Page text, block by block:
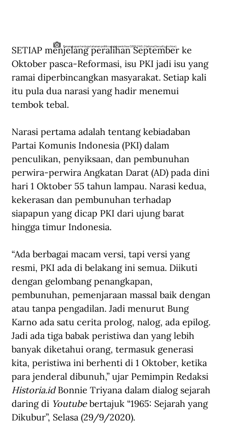
Penangkapan terduga tahanan politik setelah peristiwa G30S 1965. (National Security Archive).
SETIAP menjelang peralihan September ke
Oktober pasca-Reformasi, isu PKI jadi isu yang
ramai diperbincangkan masyarakat. Setiap kali
itu pula dua narasi yang hadir menemui
tembok tebal.
Narasi pertama adalah tentang kebiadaban
Partai Komunis Indonesia (PKI) dalam
penculikan, penyiksaan, dan pembunuhan
perwira-perwira Angkatan Darat (AD) pada dini
hari 1 Oktober 55 tahun lampau. Narasi kedua,
kekerasan dan pembunuhan terhadap
siapapun yang dicap PKI dari ujung barat
hingga timur Indonesia.
“Ada berbagai macam versi, tapi versi yang
resmi, PKI ada di belakang ini semua. Diikuti
dengan gelombang penangkapan,
pembunuhan, pemenjaraan massal baik dengan
atau tanpa pengadilan. Jadi menurut Bung
Karno ada satu cerita prolog, nalog, ada epilog.
Jadi ada tiga babak peristiwa dan yang lebih
banyak diketahui orang, termasuk generasi
kita, peristiwa ini berhenti di 1 Oktober, ketika
para jenderal dibunuh,” ujar Pemimpin Redaksi
Historia.id Bonnie Triyana dalam dialog sejarah
daring di Youtube bertajuk “1965: Sejarah yang
Dikubur”, Selasa (29/9/2020).